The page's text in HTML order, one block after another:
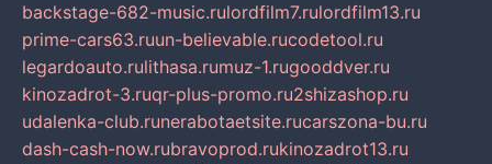
backstage-682-music.rulordfilm7.rulordfilm13.ru
prime-cars63.ruun-believable.rucodetool.ru
legardoauto.rulithasa.rumuz-1.rugooddver.ru
kinozadrot-3.ruqr-plus-promo.ru2shizashop.ru
udalenka-club.runerabotaetsite.rucarszona-bu.ru
dash-cash-now.rubravoprod.rukinozadrot13.ru